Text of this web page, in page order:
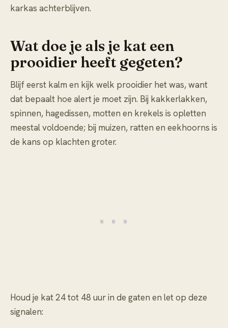
karkas achterblijven.
Wat doe je als je kat een
prooidier heeft gegeten?
Blijf eerst kalm en kijk welk prooidier het was, want
dat bepaalt hoe alert je moet zijn. Bij kakkerlakken,
spinnen, hagedissen, motten en krekels is opletten
meestal voldoende; bij muizen, ratten en eekhoorns is
de kans op klachten groter.
Houd je kat 24 tot 48 uur in de gaten en let op deze
signalen: